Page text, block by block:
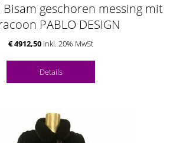
geschoren messing mit
PABLO DESIGN
€ 4912,50 inkl. 20% MwSt
Details